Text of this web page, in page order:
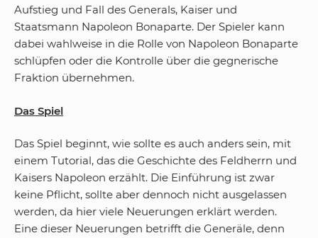
Aufstieg und Fall des Generals, Kaiser und
Staatsmann Napoleon Bonaparte. Der Spieler kann
dabei wahlweise in die Rolle von Napoleon Bonaparte
schlüpfen oder die Kontrolle über die gegnerische
Fraktion übernehmen.
Das Spiel
Das Spiel beginnt, wie sollte es auch anders sein, mit
einem Tutorial, das die Geschichte des Feldherrn und
Kaisers Napoleon erzählt. Die Einführung ist zwar
keine Pflicht, sollte aber dennoch nicht ausgelassen
werden, da hier viele Neuerungen erklärt werden.
Eine dieser Neuerungen betrifft die Generäle, denn